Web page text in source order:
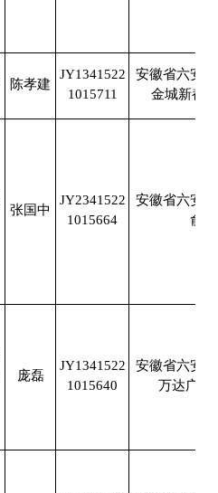
陈孝建
JY1341522
1015711
安徽省六安
金城新都
张国中
JY2341522
1015664
安徽省六安
俞
庞磊
JY1341522
1015640
安徽省六安
万达广场